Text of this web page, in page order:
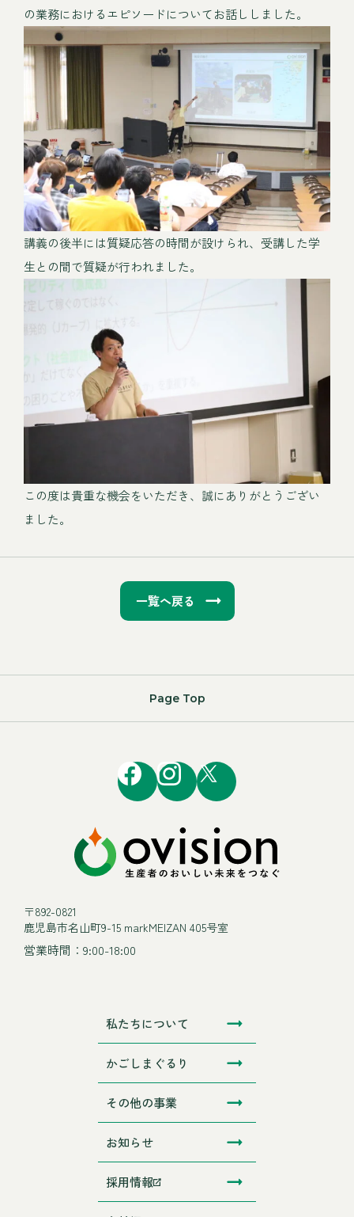
の業務におけるエピソードについてお話ししました。
講義の後半には質疑応答の時間が設けられ、受講した学
生との間で質疑が行われました。
この度は貴重な機会をいただき、誠にありがとうござい
ました。
一覧へ戻る
Page Top
〒892-0821
鹿児島市名山町9-15 markMEIZAN 405号室
営業時間：9:00-18:00
私たちについて
かごしまぐるり
その他の事業
お知らせ
採用情報